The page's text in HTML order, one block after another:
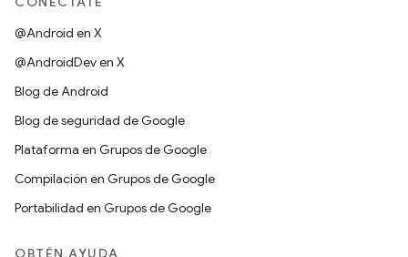
@Android en X
@AndroidDev en X
Blog de Android
Blog de seguridad de Google
Plataforma en Grupos de Google
Compilación en Grupos de Google
Portabilidad en Grupos de Google
OBTÉN AYUDA